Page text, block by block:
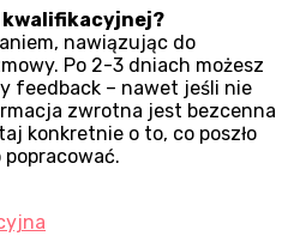
kwalifikacyjnej?
nawiązując do
Po 2-3 dniach możesz
feedback – nawet jeśli nie
zwrotna jest bezcenna
konkretnie o to, co poszło